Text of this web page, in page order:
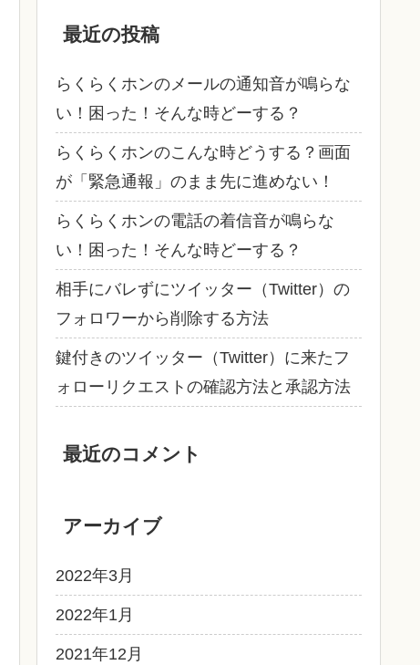
最近の投稿
らくらくホンのメールの通知音が鳴らな
い！困った！そんな時どーする？
らくらくホンのこんな時どうする？画面
が「緊急通報」のまま先に進めない！
らくらくホンの電話の着信音が鳴らな
い！困った！そんな時どーする？
相手にバレずにツイッター（Twitter）の
フォロワーから削除する方法
鍵付きのツイッター（Twitter）に来たフ
ォローリクエストの確認方法と承認方法
最近のコメント
アーカイブ
2022年3月
2022年1月
2021年12月